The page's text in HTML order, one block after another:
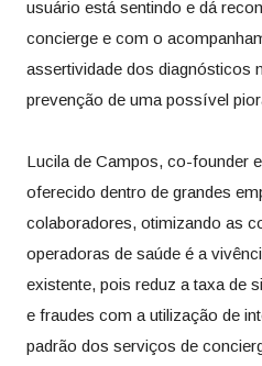
usuário está sentindo e dá
concierge e com o
assertividade dos diagnósticos
prevenção de uma possível
Lucila de Campos, co-founder
oferecido dentro de grandes
colaboradores, otimizando as
operadoras de saúde é a
existente, pois reduz a taxa de
e fraudes com a utilização de
padrão dos serviços de